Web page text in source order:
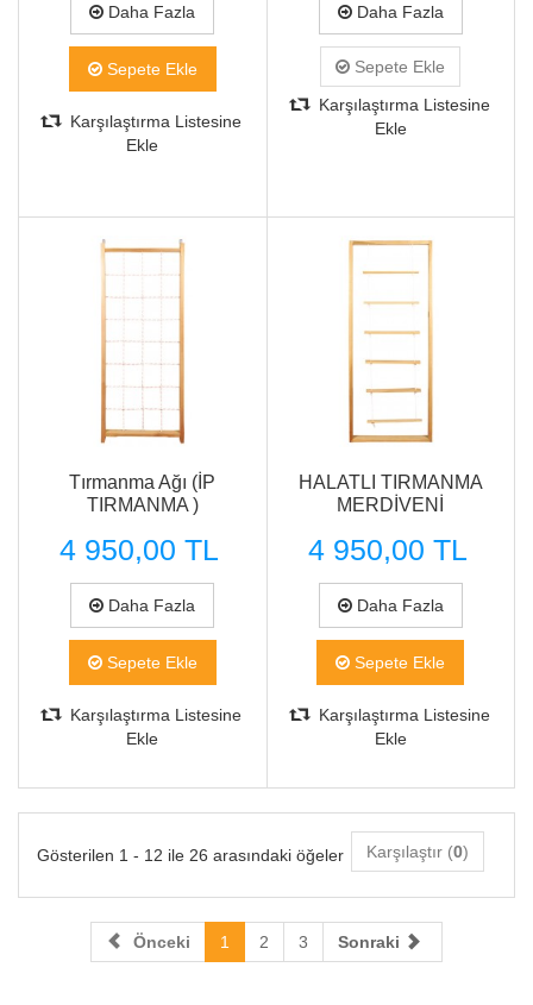
Daha Fazla
Sepete Ekle
Karşılaştırma Listesine
Ekle
Daha Fazla
Sepete Ekle
Karşılaştırma Listesine
Ekle
Tırmanma Ağı (İP
TIRMANMA )
4 950,00 TL
Daha Fazla
Sepete Ekle
Karşılaştırma Listesine
Ekle
HALATLI TIRMANMA
MERDİVENİ
4 950,00 TL
Daha Fazla
Sepete Ekle
Karşılaştırma Listesine
Ekle
Karşılaştır (0)
Gösterilen 1 - 12 ile 26 arasındaki öğeler
Önceki 1 2 3 Sonraki